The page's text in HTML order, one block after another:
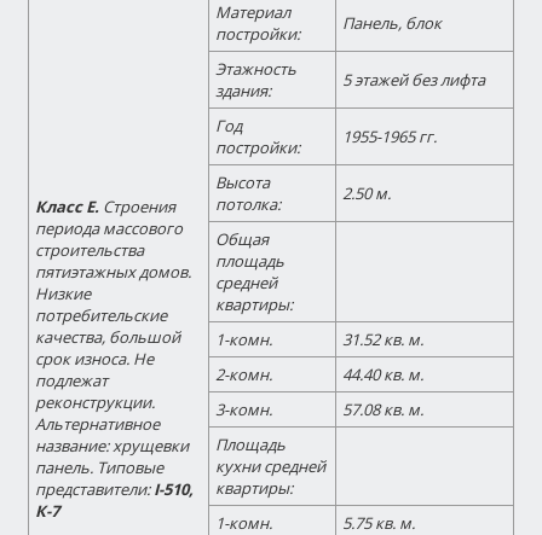
Класс Е. Строения
периода массового
строительства
пятиэтажных домов.
Низкие
потребительские
качества, большой
срок износа. Не
подлежат
реконструкции.
Альтернативное
название:хрущевки
панель. Типовые
представители:I-510,
К-7
Материал
постройки:
Панель, блок
Этажность
здания:
5 этажей без лифта
Год
постройки:
1955-1965 гг.
Высота
потолка:
2.50 м.
Общая
площадь
средней
квартиры:
1-комн.
31.52 кв. м.
2-комн.
44.40 кв. м.
3-комн.
57.08 кв. м.
Площадь
кухни средней
квартиры:
1-комн.
5.75 кв. м.